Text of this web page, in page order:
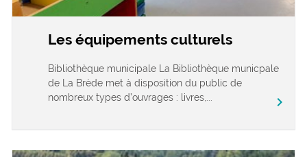
Les équipements culturels
Bibliothèque municipale La Bibliothèque municpale
de La Brède met à disposition du public de
nombreux types d’ouvrages : livres,...
chevron_right